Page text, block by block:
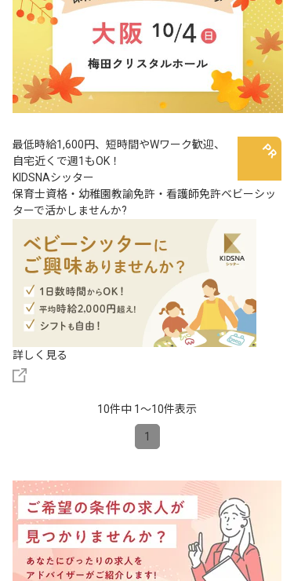
最低時給1,600円、短時間やWワーク歓迎、
自宅近くで週1もOK！
KIDSNAシッター
保育士資格・幼稚園教諭免許・看護師免許ベビーシッ
ターで活かしませんか?
詳しく見る
10件中 1〜10件表示
1